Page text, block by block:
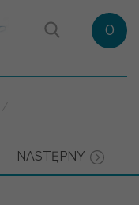
0
NASTĘPNY